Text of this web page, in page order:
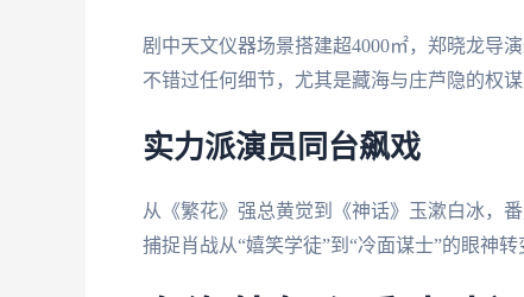
剧中天文仪器场景搭建超4000㎡，郑晓龙导
不错过任何细节，尤其是藏海与庄芦隐的权谋
实力派演员同台飙戏
从《繁花》强总黄觉到《神话》玉漱白冰，
捕捉肖战从“嬉笑学徒”到“冷面谋士”的眼神转